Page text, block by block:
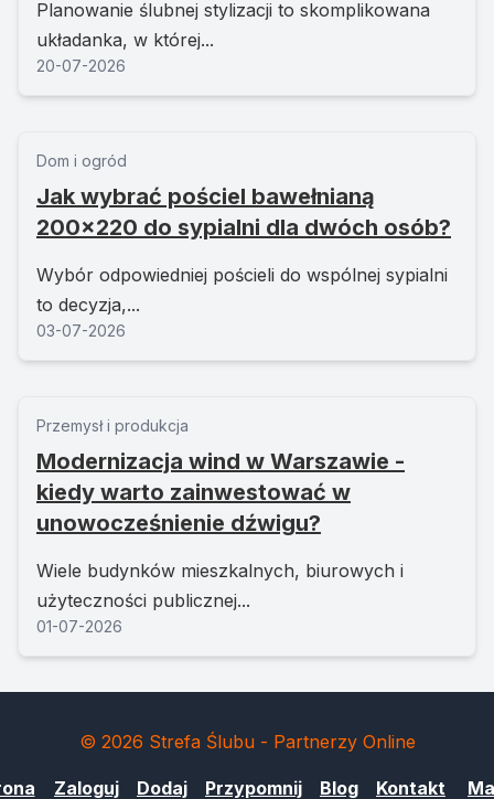
Planowanie ślubnej stylizacji to skomplikowana
układanka, w której...
20-07-2026
Dom i ogród
Jak wybrać pościel bawełnianą
200x220 do sypialni dla dwóch osób?
Wybór odpowiedniej pościeli do wspólnej sypialni
to decyzja,...
03-07-2026
Przemysł i produkcja
Modernizacja wind w Warszawie -
kiedy warto zainwestować w
unowocześnienie dźwigu?
Wiele budynków mieszkalnych, biurowych i
użyteczności publicznej...
01-07-2026
© 2026 Strefa Ślubu - Partnerzy Online
Zaloguj
Dodaj
Przypomnij
Blog Kontakt